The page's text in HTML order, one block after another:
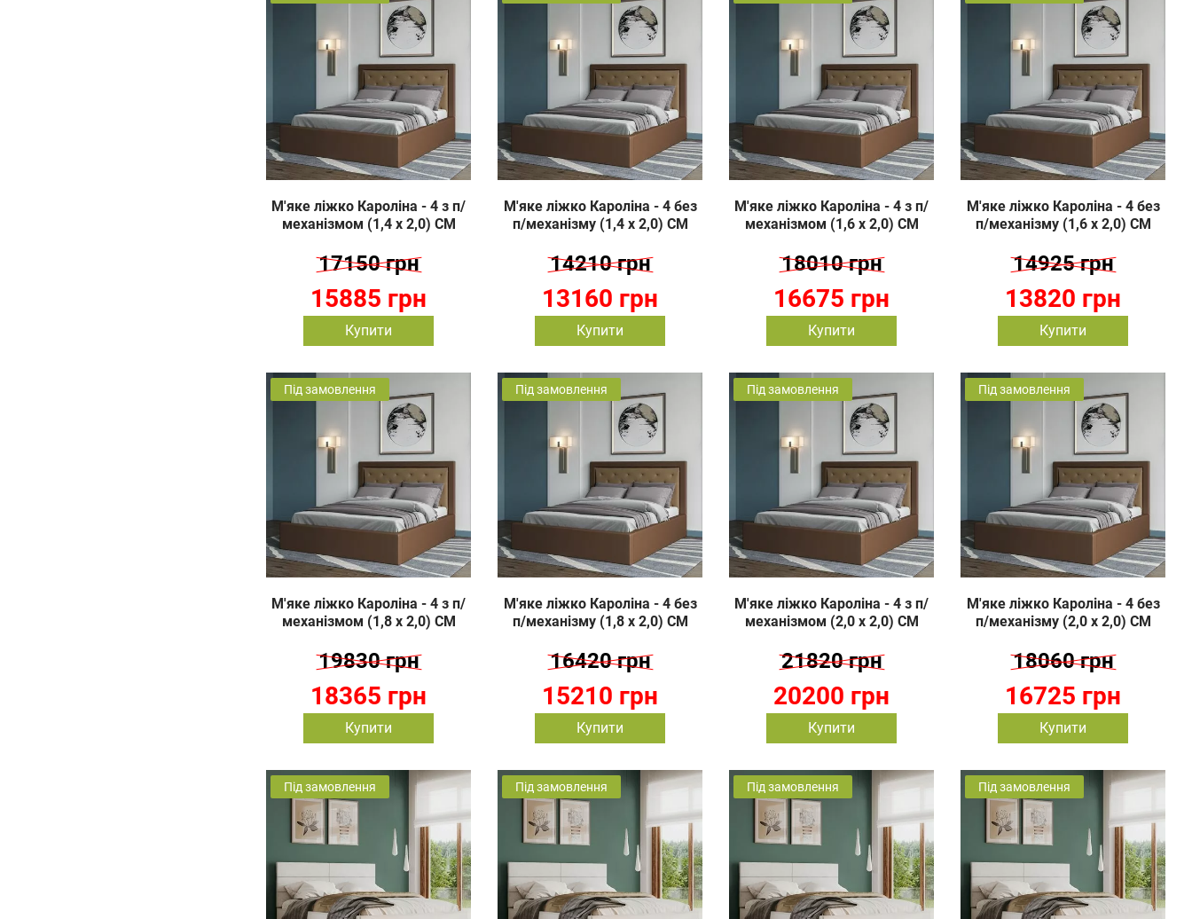
М'яке ліжко Кароліна - 4 з п/
механізмом (1,4 х 2,0) СМ
15885 грн
17150 грн
Купити
М'яке ліжко Кароліна - 4 без
п/механізму (1,4 х 2,0) СМ
13160 грн
14210 грн
Купити
М'яке ліжко Кароліна - 4 з п/
механізмом (1,6 х 2,0) СМ
16675 грн
18010 грн
Купити
М'яке ліжко Кароліна - 4 без
п/механізму (1,6 х 2,0) СМ
13820 грн
14925 грн
Купити
Під замовлення
М'яке ліжко Кароліна - 4 з п/
механізмом (1,8 х 2,0) СМ
18365 грн
19830 грн
Купити
Під замовлення
М'яке ліжко Кароліна - 4 без
п/механізму (1,8 х 2,0) СМ
15210 грн
16420 грн
Купити
Під замовлення
М'яке ліжко Кароліна - 4 з п/
механізмом (2,0 х 2,0) СМ
20200 грн
21820 грн
Купити
Під замовлення
М'яке ліжко Кароліна - 4 без
п/механізму (2,0 х 2,0) СМ
16725 грн
18060 грн
Купити
Під замовлення Під замовлення Під замовлення Під замовлення